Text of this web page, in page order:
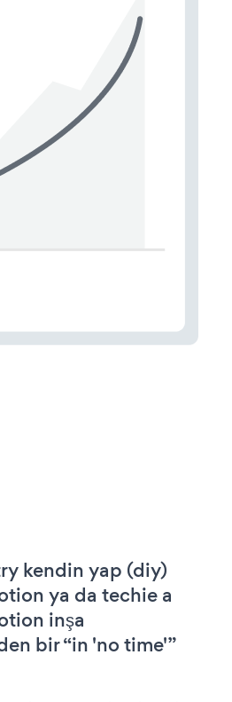
kendin yap (diy)
ya da techie a
inşa
bir “in 'no time'”